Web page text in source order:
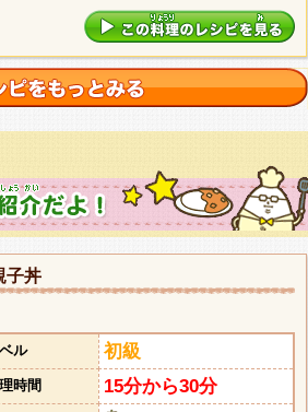
子丼
ル 初級
時間 15分から30分